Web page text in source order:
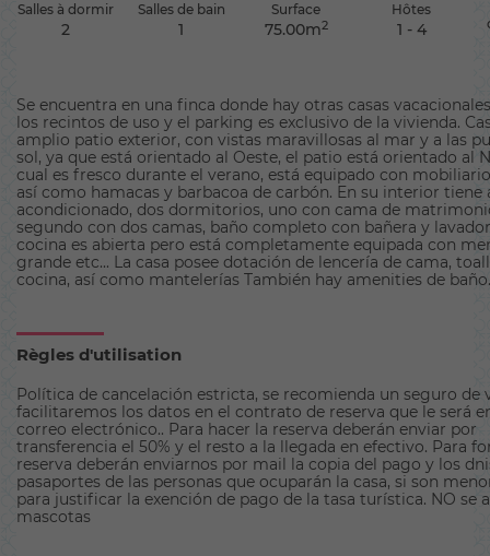
Salles à dormir
2
Salles de bain
1
Surface
75.00m2
Hôtes
1 - 4
Se encuentra en una finca donde hay otras casas
los recintos de uso y el parking es exclusivo de la vivienda.
amplio patio exterior, con vistas maravillosas al mar y a las
sol, ya que está orientado al Oeste, el patio está orientado al
cual es fresco durante el verano, está equipado con
así como hamacas y barbacoa de carbón. En su interior tiene
acondicionado, dos dormitorios, uno con cama de
segundo con dos camas, baño completo con bañera y
cocina es abierta pero está completamente equipada con
grande etc... La casa posee dotación de lencería de cama,
cocina, así como mantelerías También hay amenities de baño.
Règles d'utilisation
Política de cancelación estricta, se recomienda un seguro de
facilitaremos los datos en el contrato de reserva que le será
correo electrónico.. Para hacer la reserva deberán enviar por
transferencia el 50% y el resto a la llegada en efectivo. Para
reserva deberán enviarnos por mail la copia del pago y los
pasaportes de las personas que ocuparán la casa, si son
para justificar la exención de pago de la tasa turística. NO se
mascotas